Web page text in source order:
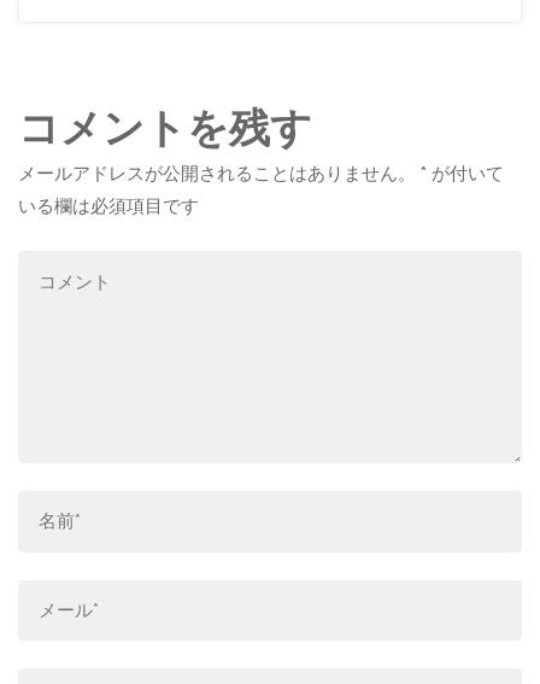
コメントを残す
メールアドレスが公開されることはありません。 * が付いて
いる欄は必須項目です